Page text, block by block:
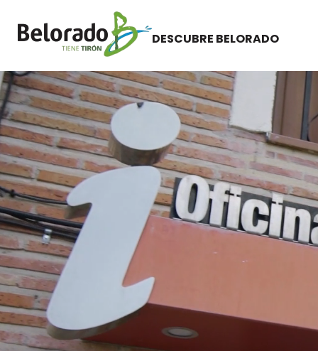
DESCUBRE BELORADO